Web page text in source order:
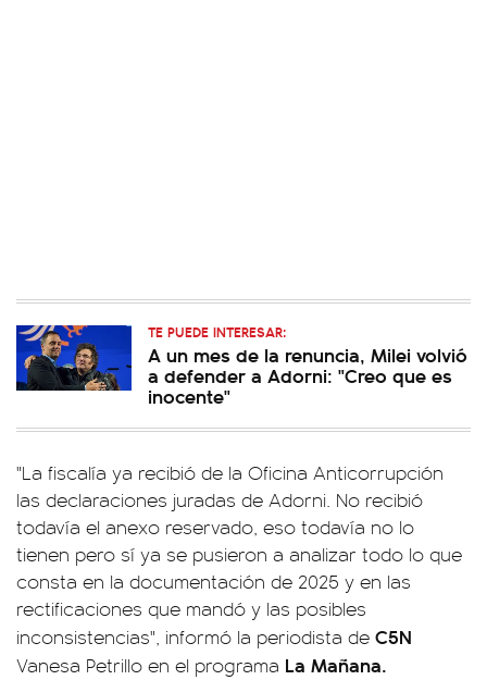
TE PUEDE INTERESAR:
A un mes de la renuncia, Milei volvió
a defender a Adorni: "Creo que es
inocente"
"La fiscalía ya recibió de la Oficina Anticorrupción
las declaraciones juradas de Adorni. No recibió
todavía el anexo reservado, eso todavía no lo
tienen pero sí ya se pusieron a analizar todo lo que
consta en la documentación de 2025 y en las
rectificaciones que mandó y las posibles
inconsistencias", informó la periodista de C5N
Vanesa Petrillo en el programa La Mañana.